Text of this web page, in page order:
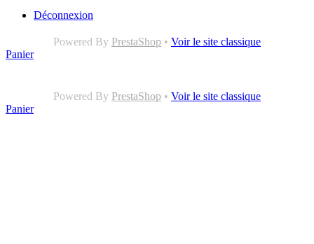
Déconnexion
Powered By PrestaShop • Voir le site classique
Panier
Powered By PrestaShop • Voir le site classique
Panier